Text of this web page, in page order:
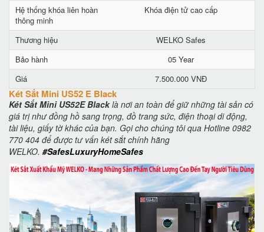
Hệ thống khóa liên hoàn
thông minh
Khóa điện tử cao cấp
Thương hiệu
WELKO Safes
Bảo hành
05 Year
Giá
7.500.000 VNĐ
Két Sắt Mini US52 E Black
Két Sắt Mini US52E Blacklà nơi an toàn để giữ những tài sản có
giá trị như đồng hồ sang trọng, đồ trang sức, điện thoại di động,
tài liệu, giấy tờ khác của bạn. Gọi cho chúng tôi qua Hotline 0982
770 404 để được tư vấn két sắt chính hãng
WELKO. #SafesLuxuryHomeSafes